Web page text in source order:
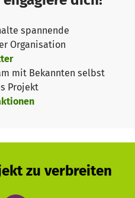
spannende
Organisation
mit Bekannten selbst
Projekt
zu verbreiten